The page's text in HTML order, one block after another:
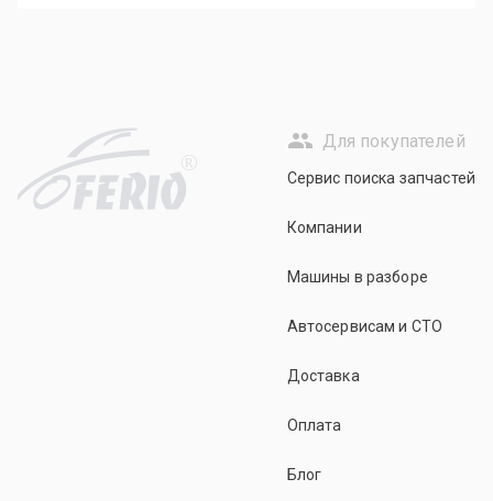
R
Для покупателей
Сервис поиска запчастей
Компании
Машины в разборе
Автосервисам и СТО
Доставка
Оплата
Блог